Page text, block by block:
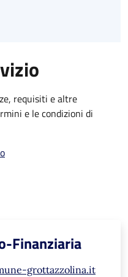
requisiti e altre
e le condizioni di
Finanziaria
grottazzolina.it